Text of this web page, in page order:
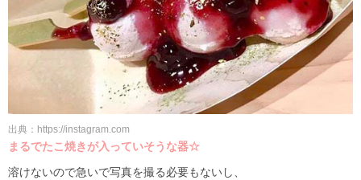
出典：https://instagram.com
まるでたこ焼きが入っていそうな器☆
溶けないので急いで写真を撮る必要もないし、